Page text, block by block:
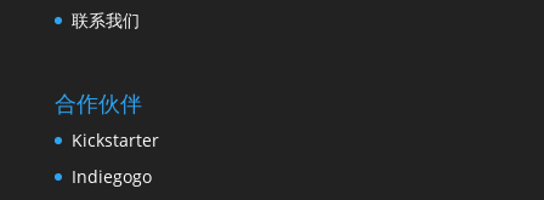
联系我们
合作伙伴
Kickstarter
Indiegogo